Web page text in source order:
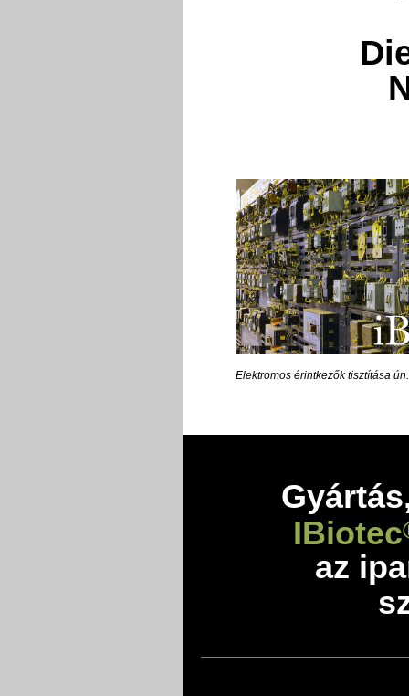
Elektromos érintkezők tisztítása
IBiotec
az